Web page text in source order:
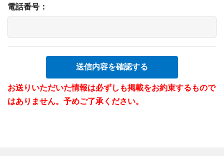
電話番号：
送信内容を確認する
お送りいただいた情報は必ずしも掲載をお約束するもので
はありません。予めご了承ください。